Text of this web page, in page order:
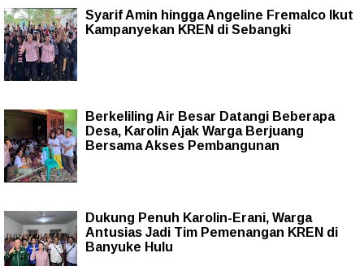
Syarif Amin hingga Angeline Fremalco Ikut
Kampanyekan KREN di Sebangki
Berkeliling Air Besar Datangi Beberapa
Desa, Karolin Ajak Warga Berjuang
Bersama Akses Pembangunan
Dukung Penuh Karolin-Erani, Warga
Antusias Jadi Tim Pemenangan KREN di
Banyuke Hulu